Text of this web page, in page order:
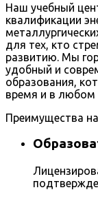
Наш учебный
квалификации
для тех, кто
развитию. Мы
удобный и
образования,
время и в любом
Преимущества